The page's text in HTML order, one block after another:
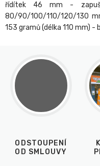
řídítek 46 mm -
80/90/100/110/120/130
153 gramů (délka 110 mm) -
ODSTOUPENÍ
OD SMLOUVY